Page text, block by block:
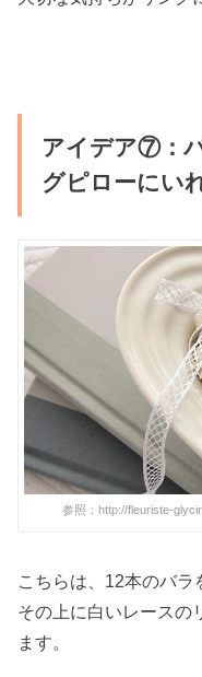
アイデア⑦：
グピローにい
参照：http://fleuriste-
こちらは、12本のバラ
その上に白いレースの
ます。